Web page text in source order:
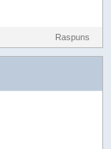
Raspuns